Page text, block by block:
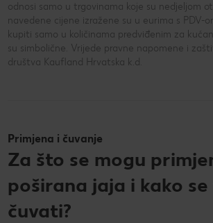
odnosi samo u trgovinama koje su nedjeljom
navedene cijene izražene su u eurima s PDV-
kupiti samo u količinama predviđenim za
su simbolične. Vrijede pravne napomene i
društva Kaufland Hrvatska k.d.
Primjena i čuvanje
Za što se mogu
poširana jaja i kako
čuvati?